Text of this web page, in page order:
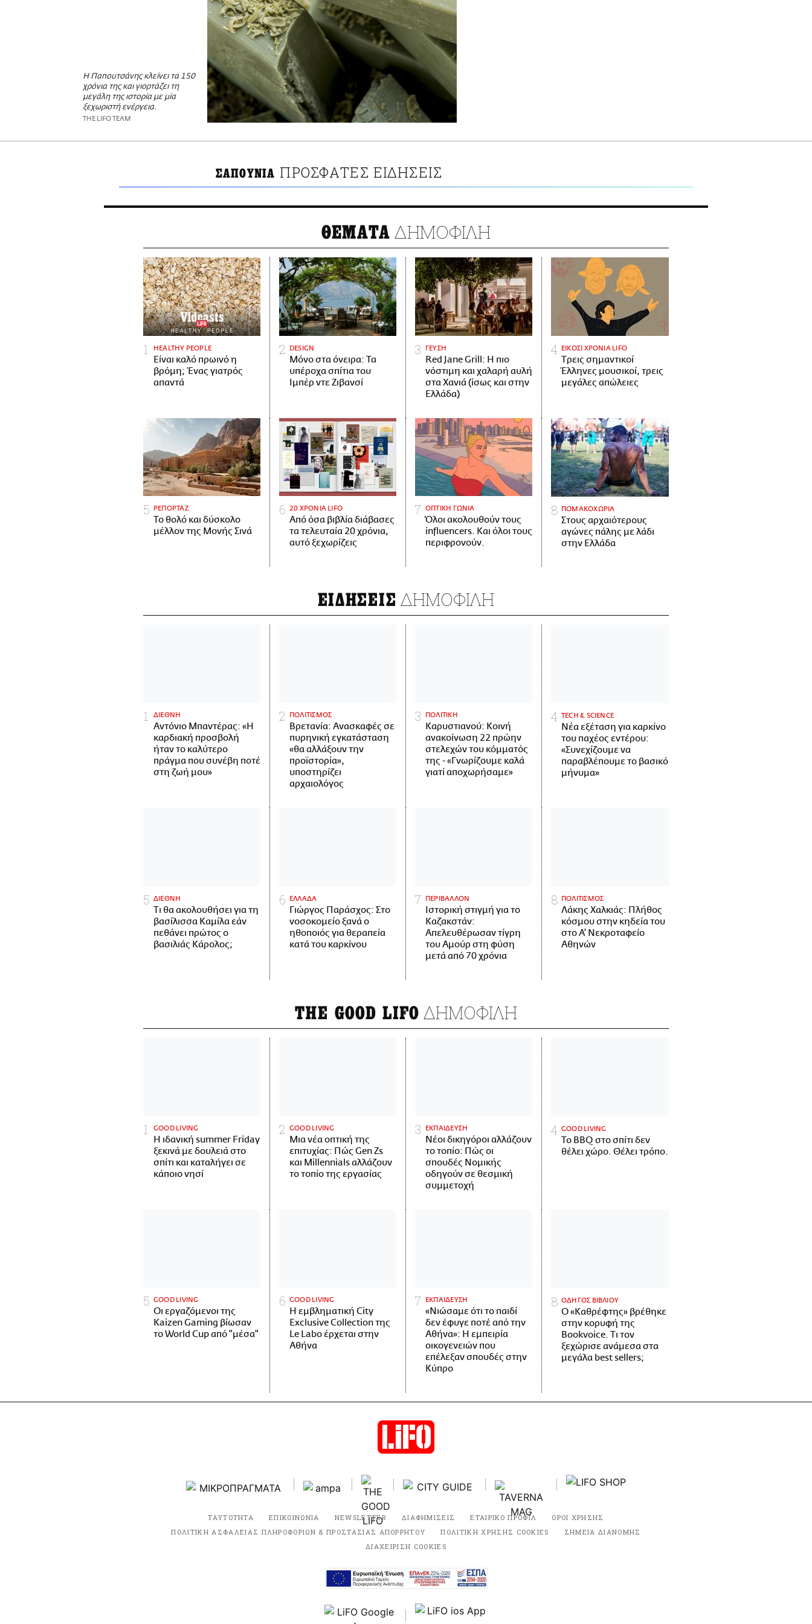
Η Παπουτσάνης κλείνει τα 150
χρόνια της και γιορτάζει τη
μεγάλη της ιστορία με μία
ξεχωριστή ενέργεια.
THE LIFO TEAM
ΣΑΠΟΥΝΙΑ ΠΡΟΣΦΑΤΕΣ ΕΙΔΗΣΕΙΣ
ΘΕΜΑΤΑ ΔΗΜΟΦΙΛΗ
HEALTHY PEOPLE
Είναι καλό πρωινό η
βρόμη; Ένας γιατρός
απαντά
DESIGN
Μόνο στα όνειρα: Τα
υπέροχα σπίτια του
Ιμπέρ ντε Ζιβανσί
ΓΕΥΣΗ
Red Jane Grill: Η πιο
νόστιμη και χαλαρή αυλή
στα Χανιά (ίσως και στην
Ελλάδα)
ΕΙΚΟΣΙ ΧΡΟΝΙΑ LIFO
Tρεις σημαντικοί
Έλληνες μουσικοί, τρεις
μεγάλες απώλειες
ΡΕΠΟΡΤΑΖ
Το θολό και δύσκολο
μέλλον της Μονής Σινά
20 ΧΡΟΝΙΑ LIFO
Από όσα βιβλία διάβασες
τα τελευταία 20 χρόνια,
αυτό ξεχωρίζεις
ΟΠΤΙΚΗ ΓΩΝΙΑ
Όλοι ακολουθούν τους
influencers. Και όλοι τους
περιφρονούν.
ΠΟΜΑΚΟΧΩΡΙΑ
Στους αρχαιότερους
αγώνες πάλης με λάδι
στην Ελλάδα
ΕΙΔΗΣΕΙΣ ΔΗΜΟΦΙΛΗ
ΔΙΕΘΝΗ
Αντόνιο Μπαντέρας: «Η
καρδιακή προσβολή
ήταν το καλύτερο
πράγμα που συνέβη ποτέ
στη ζωή μου»
ΠΟΛΙΤΙΣΜΟΣ
Βρετανία: Ανασκαφές σε
πυρηνική εγκατάσταση
«θα αλλάξουν την
προϊστορία»,
υποστηρίζει
αρχαιολόγος
ΠΟΛΙΤΙΚΗ
Καρυστιανού: Κοινή
ανακοίνωση 22 πρώην
στελεχών του κόμματός
της - «Γνωρίζουμε καλά
γιατί αποχωρήσαμε»
ΤECH & SCIENCE
Νέα εξέταση για καρκίνο
του παχέος εντέρου:
«Συνεχίζουμε να
παραβλέπουμε το βασικό
μήνυμα»
ΔΙΕΘΝΗ
Τι θα ακολουθήσει για τη
βασίλισσα Καμίλα εάν
πεθάνει πρώτος ο
βασιλιάς Κάρολος;
ΕΛΛΑΔΑ
Γιώργος Παράσχος: Στο
νοσοκομείο ξανά ο
ηθοποιός για θεραπεία
κατά του καρκίνου
ΠΕΡΙΒΑΛΛΟΝ
Ιστορική στιγμή για το
Καζακστάν:
Απελευθέρωσαν τίγρη
του Αμούρ στη φύση
μετά από 70 χρόνια
ΠΟΛΙΤΙΣΜΟΣ
Λάκης Χαλκιάς: Πλήθος
κόσμου στην κηδεία του
στο Α' Νεκροταφείο
Αθηνών
THE GOOD LIFO ΔΗΜΟΦΙΛΗ
GOOD LIVING
Η ιδανική summer Friday
ξεκινά με δουλειά στο
σπίτι και καταλήγει σε
κάποιο νησί
GOOD LIVING
Μια νέα οπτική της
επιτυχίας: Πώς Gen Zs
και Millennials αλλάζουν
το τοπίο της εργασίας
ΕΚΠΑΙΔΕΥΣΗ
Νέοι δικηγόροι αλλάζουν
το τοπίο: Πώς οι
σπουδές Νομικής
οδηγούν σε θεσμική
συμμετοχή
GOOD LIVING
Το BBQ στο σπίτι δεν
θέλει χώρο. Θέλει τρόπο.
GOOD LIVING
Οι εργαζόμενοι της
Kaizen Gaming βίωσαν
το World Cup από "μέσα"
GOOD LIVING
Η εμβληματική City
Exclusive Collection της
Le Labo έρχεται στην
Αθήνα
ΕΚΠΑΙΔΕΥΣΗ
«Νιώσαμε ότι το παιδί
δεν έφυγε ποτέ από την
Αθήνα»: Η εμπειρία
οικογενειών που
επέλεξαν σπουδές στην
Κύπρο
ΟΔΗΓΟΣ ΒΙΒΛΙΟΥ
Ο «Καθρέφτης» βρέθηκε
στην κορυφή της
Bookvoice. Τι τον
ξεχώρισε ανάμεσα στα
μεγάλα best sellers;
ΤΑΥΤΟΤΗΤΑ ΕΠΙΚΟΙΝΩΝΙΑ NEWSLETTER ΔΙΑΦΗΜΙΣΕΙΣ ΕΤΑΙΡΙΚΟ ΠΡΟΦΙΛ
ΟΡΟΙ ΧΡΗΣΗΣ
ΠΟΛΙΤΙΚΗ ΑΣΦΑΛΕΙΑΣ ΠΛΗΡΟΦΟΡΙΩΝ & ΠΡΟΣΤΑΣΙΑΣ ΑΠΟΡΡΗΤΟΥ
ΠΟΛΙΤΙΚΗ ΧΡΗΣΗΣ COOKIES
ΣΗΜΕΙΑ ΔΙΑΝΟΜΗΣ
ΔΙΑΧΕΙΡΙΣΗ COOKIES